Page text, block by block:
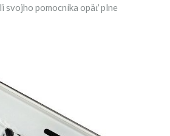
svojho pomocníka opäť plne